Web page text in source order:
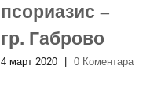
псориазис –
гр. Габрово
4 март 2020 0 Коментара